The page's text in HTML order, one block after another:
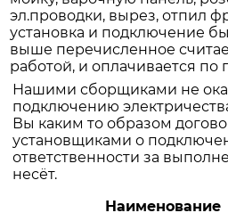
эл.проводки, вырез, отпил
установка и подключение
выше перечисленное
работой, и оплачивается по
Нашими сборщиками не
подключению
Вы каким то образом
установщиками о
ответственности за
несёт.
Наименование